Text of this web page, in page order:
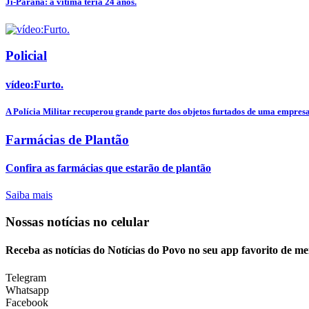
Policial
vídeo:Furto.
A Polícia Militar recuperou grande parte dos objetos furtados de uma
Farmácias de Plantão
Confira as farmácias que estarão de plantão
Saiba mais
Nossas notícias no celular
Receba as notícias do Notícias do Povo no seu app favorito de
Telegram
Whatsapp
Facebook